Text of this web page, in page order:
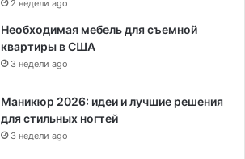
2 недели ago
Необходимая мебель для съемной
квартиры в США
3 недели ago
Маникюр 2026: идеи и лучшие решения
для стильных ногтей
3 недели ago